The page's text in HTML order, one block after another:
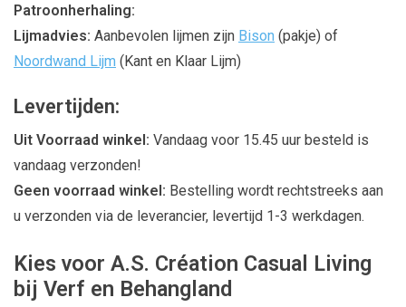
Patroonherhaling:
Lijmadvies: Aanbevolen lijmen zijn Bison (pakje) of
Noordwand Lijm (Kant en Klaar Lijm)
Levertijden:
Uit Voorraad winkel: Vandaag voor 15.45 uur besteld is
vandaag verzonden!
Geen voorraad winkel: Bestelling wordt rechtstreeks aan
u verzonden via de leverancier, levertijd 1-3 werkdagen.
Kies voor A.S. Création Casual Living
bij Verf en Behangland